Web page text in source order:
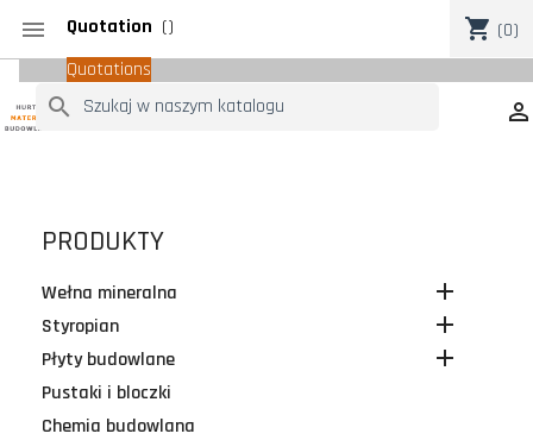
 shopping_cart (0)
Quotation ()
Quotations

search
PRODUKTY
Wełna mineralna 
Styropian 
Płyty budowlane 
Pustaki i bloczki
Chemia budowlana